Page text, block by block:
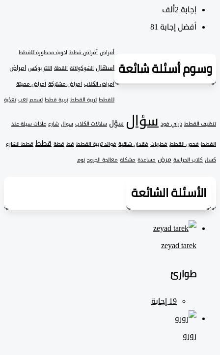
‫إجابة 2ألف
أفضل إجابة 81
أسئلة شائعة
أمراض قطط ادوية محظورة للقطط
اسهال الشوكولاتة القطة اللتر بوكس امراض
امراض الكلاب امراض مشتركة امراض مميتة
تربية القطط تربية قطط تسمم تعب تغذية
القطط دراي فود سؤالسؤل سلالات الكلاب سوال شارع عادات سيئة عند
فحص القطط فطريات فقدان شهية فوائد تربية القطط قط قطة قطط قطط الشارع
الحراسة مرض مساعدة مشكلة معالجة الجروح نوم
الشائعة
zeyad ‎tarek
طوارئ